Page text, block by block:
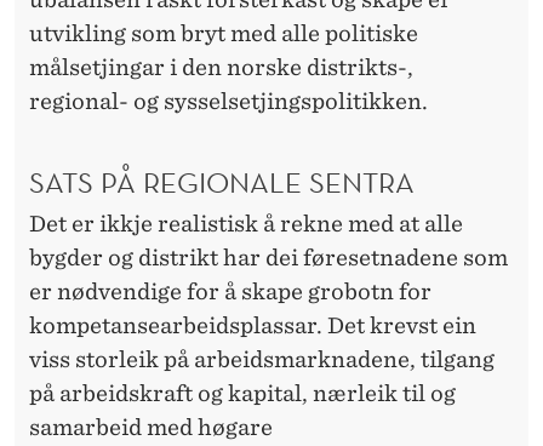
utvikling som bryt med alle politiske
målsetjingar i den norske distrikts-,
regional- og sysselsetjingspolitikken.
SATS PÅ REGIONALE SENTRA
Det er ikkje realistisk å rekne med at alle
bygder og distrikt har dei føresetnadene som
er nødvendige for å skape grobotn for
kompetansearbeidsplassar. Det krevst ein
viss storleik på arbeidsmarknadene, tilgang
på arbeidskraft og kapital, nærleik til og
samarbeid med høgare